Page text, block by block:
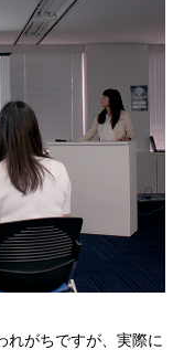
れがちですが、実際に